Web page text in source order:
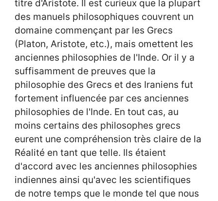
titre d'Aristote. Il est curieux que la plupart
des manuels philosophiques couvrent un
domaine commençant par les Grecs
(Platon, Aristote, etc.), mais omettent les
anciennes philosophies de l'Inde. Or il y a
suffisamment de preuves que la
philosophie des Grecs et des Iraniens fut
fortement influencée par ces anciennes
philosophies de l'Inde. En tout cas, au
moins certains des philosophes grecs
eurent une compréhension très claire de la
Réalité en tant que telle. Ils étaient
d'accord avec les anciennes philosophies
indiennes ainsi qu'avec les scientifiques
de notre temps que le monde tel que nous